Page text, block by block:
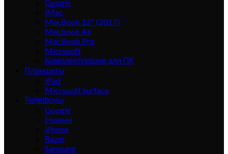
Google
iMac
MacBook 12" (2017)
Macbook Air
MacBook Pro
Microsoft
Комплектующие для ПК
Планшеты
iPad
Microsoft Surface
Телефоны
Google
Huawei
iPhone
Razer
Samsung